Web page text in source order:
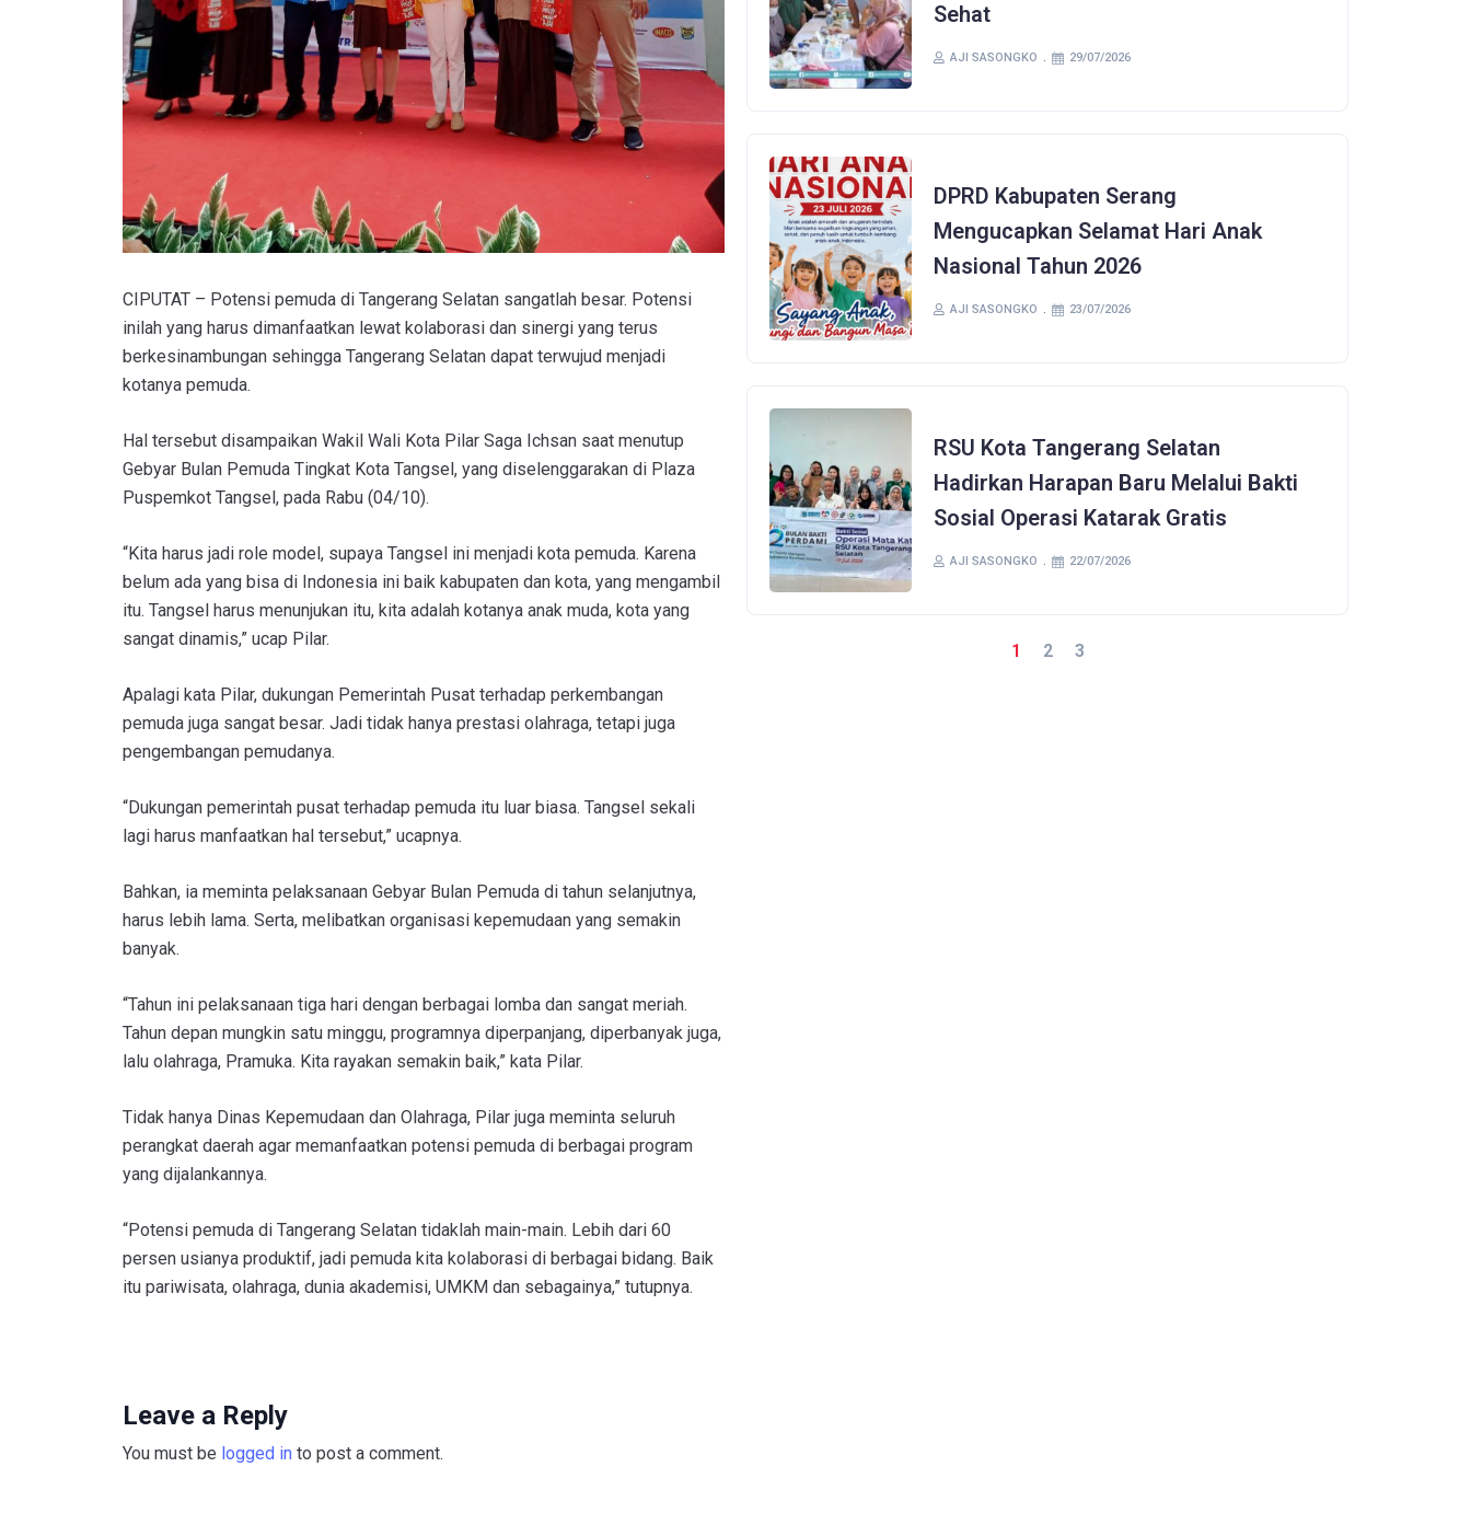
CIPUTAT – Potensi pemuda di Tangerang Selatan sangatlah besar. Potensi
inilah yang harus dimanfaatkan lewat kolaborasi dan sinergi yang terus
berkesinambungan sehingga Tangerang Selatan dapat terwujud menjadi
kotanya pemuda.
Hal tersebut disampaikan Wakil Wali Kota Pilar Saga Ichsan saat menutup
Gebyar Bulan Pemuda Tingkat Kota Tangsel, yang diselenggarakan di Plaza
Puspemkot Tangsel, pada Rabu (04/10).
“Kita harus jadi role model, supaya Tangsel ini menjadi kota pemuda. Karena
belum ada yang bisa di Indonesia ini baik kabupaten dan kota, yang mengambil
itu. Tangsel harus menunjukan itu, kita adalah kotanya anak muda, kota yang
sangat dinamis,” ucap Pilar.
Apalagi kata Pilar, dukungan Pemerintah Pusat terhadap perkembangan
pemuda juga sangat besar. Jadi tidak hanya prestasi olahraga, tetapi juga
pengembangan pemudanya.
“Dukungan pemerintah pusat terhadap pemuda itu luar biasa. Tangsel sekali
lagi harus manfaatkan hal tersebut,” ucapnya.
Bahkan, ia meminta pelaksanaan Gebyar Bulan Pemuda di tahun selanjutnya,
harus lebih lama. Serta, melibatkan organisasi kepemudaan yang semakin
banyak.
“Tahun ini pelaksanaan tiga hari dengan berbagai lomba dan sangat meriah.
Tahun depan mungkin satu minggu, programnya diperpanjang, diperbanyak juga,
lalu olahraga, Pramuka. Kita rayakan semakin baik,” kata Pilar.
Tidak hanya Dinas Kepemudaan dan Olahraga, Pilar juga meminta seluruh
perangkat daerah agar memanfaatkan potensi pemuda di berbagai program
yang dijalankannya.
“Potensi pemuda di Tangerang Selatan tidaklah main-main. Lebih dari 60
persen usianya produktif, jadi pemuda kita kolaborasi di berbagai bidang. Baik
itu pariwisata, olahraga, dunia akademisi, UMKM dan sebagainya,” tutupnya.
Leave a Reply
You must be logged in to post a comment.
Sehat
AJI SASONGKO 29/07/2026
DPRD Kabupaten Serang
Mengucapkan Selamat Hari Anak
Nasional Tahun 2026
AJI SASONGKO 23/07/2026
RSU Kota Tangerang Selatan
Hadirkan Harapan Baru Melalui Bakti
Sosial Operasi Katarak Gratis
AJI SASONGKO 22/07/2026
1 2 3